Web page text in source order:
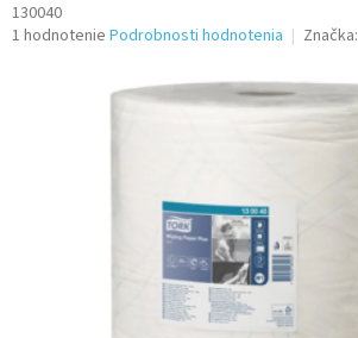
130040
Priemerné
1 hodnotenie Podrobnosti hodnotenia Značka: